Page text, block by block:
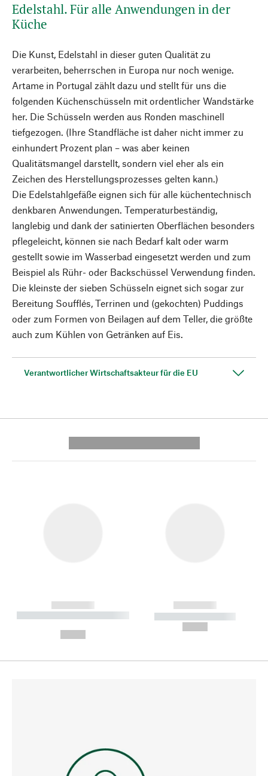
Edelstahl. Für alle Anwendungen in der
Küche
Die Kunst, Edelstahl in dieser guten Qualität zu
verarbeiten, beherrschen in Europa nur noch wenige.
Artame in Portugal zählt dazu und stellt für uns die
folgenden Küchenschüsseln mit ordentlicher Wandstärke
her. Die Schüsseln werden aus Ronden maschinell
tiefgezogen. (Ihre Standfläche ist daher nicht immer zu
einhundert Prozent plan – was aber keinen
Qualitätsmangel darstellt, sondern viel eher als ein
Zeichen des Herstellungsprozesses gelten kann.)
Die Edelstahlgefäße eignen sich für alle küchentechnisch
denkbaren Anwendungen. Temperaturbeständig,
langlebig und dank der satinierten Oberflächen besonders
pflegeleicht, können sie nach Bedarf kalt oder warm
gestellt sowie im Wasserbad eingesetzt werden und zum
Beispiel als Rühr- oder Backschüssel Verwendung finden.
Die kleinste der sieben Schüsseln eignet sich sogar zur
Bereitung Soufflés, Terrinen und (gekochten) Puddings
oder zum Formen von Beilagen auf dem Teller, die größte
auch zum Kühlen von Getränken auf Eis.
Verantwortlicher Wirtschaftsakteur für die EU
------------
----------- ----------- --------
------------
----------- -----------